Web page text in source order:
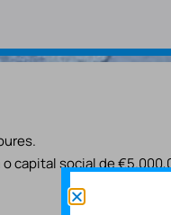
o capital social de